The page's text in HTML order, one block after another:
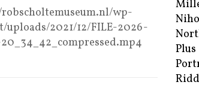
wp-
uploads/2021/12/FILE-2026-
Plus